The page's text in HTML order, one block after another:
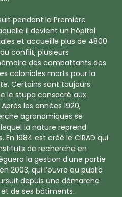
pendant la Première
il devient un hôpital
et accueille plus de 4800
conflit, plusieurs
des combattants des
coloniales morts pour la
Certains sont toujours
le stupa consacré aux
les années 1920,
agronomiques se
la nature reprend
1984 est créé le CIRAD qui
de recherche en
la gestion d’une partie
2003, qui l’ouvre au public
depuis une démarche
de ses bâtiments.